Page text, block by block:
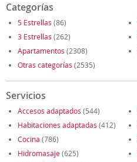
Categorías
5 Estrellas (86)
3 Estrellas (262)
Apartamentos (2308)
Otras categorías (2535)
Servicios
Accesos adaptados (544)
Habitaciones adaptadas (412)
Cocina (786)
Hidromasaje(625)